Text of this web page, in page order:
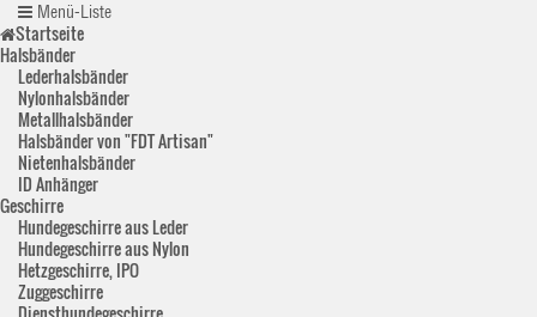
Menü-Liste
Startseite
Halsbänder
Lederhalsbänder
Nylonhalsbänder
Metallhalsbänder
Halsbänder von "FDT Artisan"
Nietenhalsbänder
ID Anhänger
Geschirre
Hundegeschirre aus Leder
Hundegeschirre aus Nylon
Hetzgeschirre, IPO
Zuggeschirre